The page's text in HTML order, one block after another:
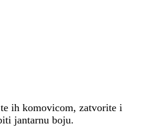
ih komovicom, zatvorite i
jantarnu boju.